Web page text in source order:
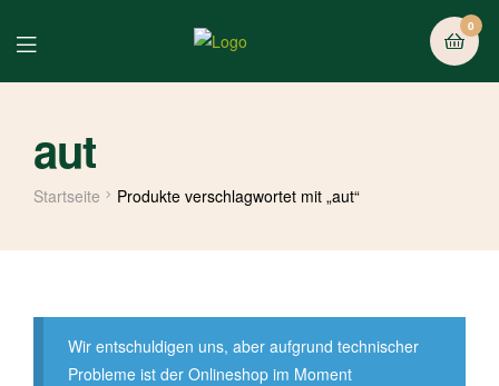
0
aut
Startseite Produkte verschlagwortet mit „aut“
Wir entschuldigen uns, aber aufgrund technischer
Probleme ist der Onlineshop im Moment